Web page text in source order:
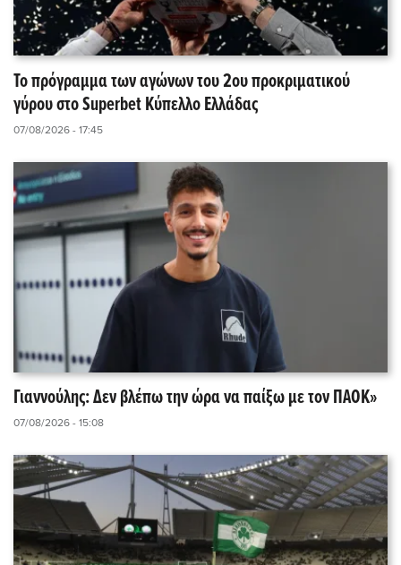
Το πρόγραμμα των αγώνων του 2ου προκριματικού
γύρου στο Superbet Κύπελλο Ελλάδας
07/08/2026 - 17:45
Γιαννούλης: Δεν βλέπω την ώρα να παίξω με τον ΠΑΟΚ»
07/08/2026 - 15:08